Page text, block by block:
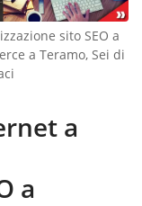
sito SEO a
a Teramo, Sei di
a
a